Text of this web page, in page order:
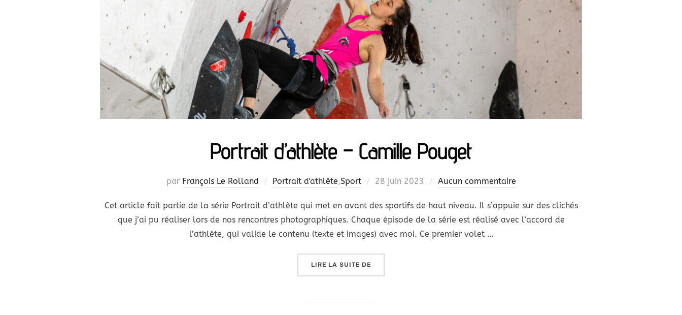
Portrait d’athlète – Camille Pouget
par François Le Rolland Portrait d'athlète,Sport
Publié
28 juin 2023 Aucun commentaire
Cet article fait partie de la série Portrait d’athlète qui met en avant des sportifs de haut niveau. Il s’appuie sur des clichés
que j’ai pu réaliser lors de nos rencontres photographiques. Chaque épisode de la série est réalisé avec l’accord de
l’athlète, qui valide le contenu (texte et images) avec moi. Ce premier volet …
LIRE LA SUITE DE